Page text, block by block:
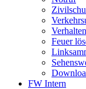
Feuer
FW Intern